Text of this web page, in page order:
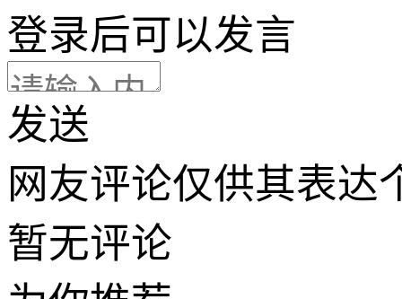
登录后可以发言
发送
网友评论仅供其表达
暂无评论